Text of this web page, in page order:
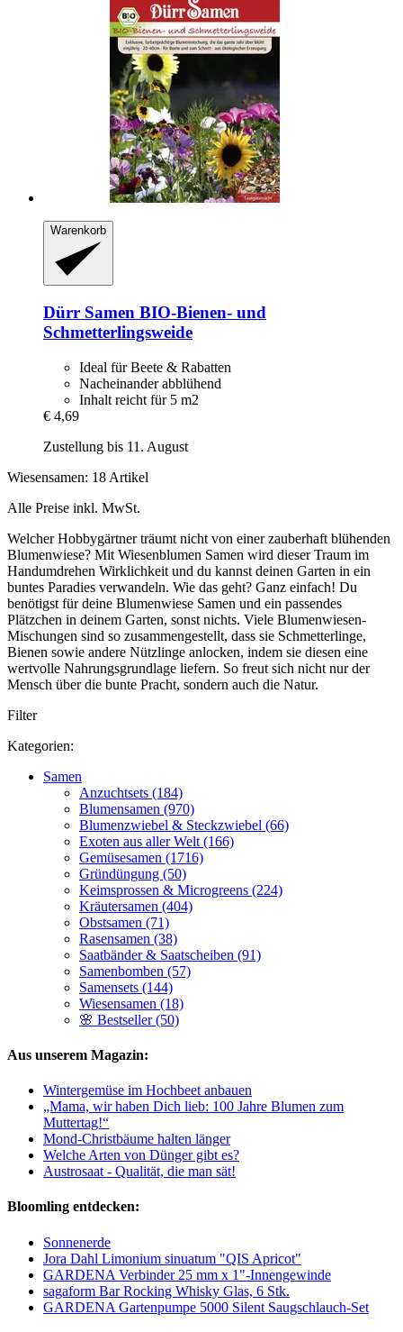
Warenkorb
Dürr Samen BIO-​Bienen-​ und
Schmetterlingsweide
Ideal für Beete & Rabatten
Nacheinander abblühend
Inhalt reicht für 5 m2
€ 4,69
Zustellung bis 11. August
Wiesensamen: 18 Artikel
Alle Preise inkl. MwSt.
Welcher Hobbygärtner träumt nicht von einer zauberhaft blühenden
Blumenwiese? Mit Wiesenblumen Samen wird dieser Traum im
Handumdrehen Wirklichkeit und du kannst deinen Garten in ein
buntes Paradies verwandeln. Wie das geht? Ganz einfach! Du
benötigst für deine Blumenwiese Samen und ein passendes
Plätzchen in deinem Garten, sonst nichts. Viele Blumenwiesen-
Mischungen sind so zusammengestellt, dass sie Schmetterlinge,
Bienen sowie andere Nützlinge anlocken, indem sie diesen eine
wertvolle Nahrungsgrundlage liefern. So freut sich nicht nur der
Mensch über die bunte Pracht, sondern auch die Natur.
Filter
Kategorien:
Samen
Anzuchtsets (184)
Blumensamen (970)
Blumenzwiebel & Steckzwiebel (66)
Exoten aus aller Welt (166)
Gemüsesamen (1716)
Gründüngung (50)
Keimsprossen & Microgreens (224)
Kräutersamen (404)
Obstsamen (71)
Rasensamen (38)
Saatbänder & Saatscheiben (91)
Samenbomben (57)
Samensets (144)
Wiesensamen (18)
🌸 Bestseller (50)
Aus unserem Magazin:
Wintergemüse im Hochbeet anbauen
„Mama, wir haben Dich lieb: 100 Jahre Blumen zum
Muttertag!“
Mond-Christbäume halten länger
Welche Arten von Dünger gibt es?
Austrosaat - Qualität, die man sät!
Bloomling entdecken:
Sonnenerde
Jora Dahl Limonium sinuatum "QIS Apricot"
GARDENA Verbinder 25 mm x 1"-Innengewinde
sagaform Bar Rocking Whisky Glas, 6 Stk.
GARDENA Gartenpumpe 5000 Silent Saugschlauch-Set